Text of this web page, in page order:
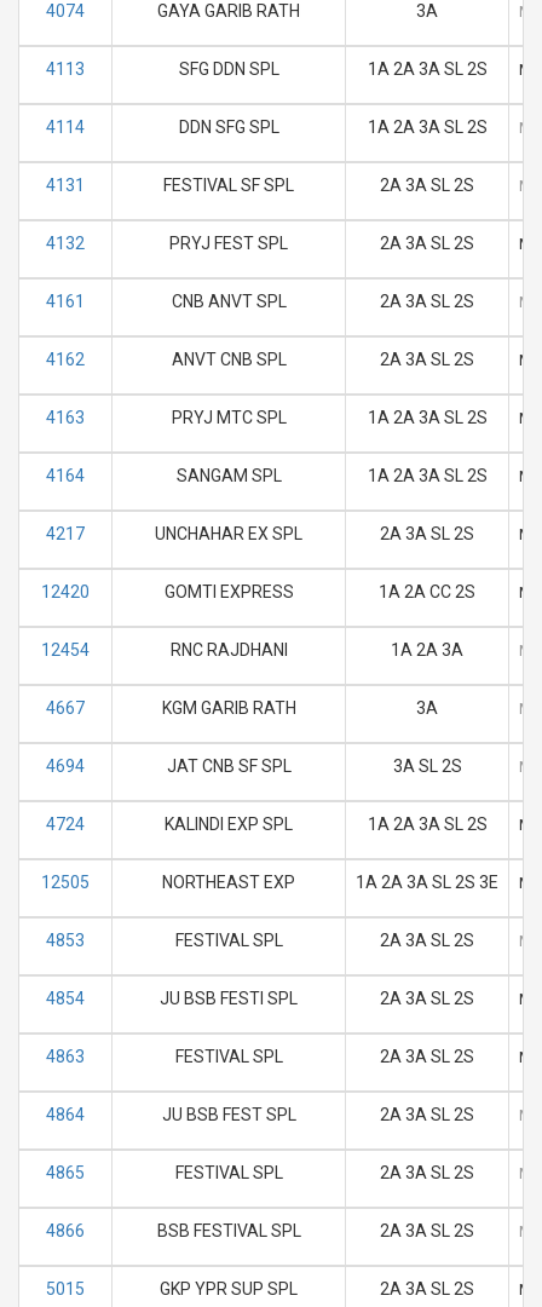
4074 GAYA GARIB RATH 3A M
4113 SFG DDN SPL 1A 2A 3A SL 2S M
4114 DDN SFG SPL 1A 2A 3A SL 2S M
4131 FESTIVAL SF SPL 2A 3A SL 2S M
4132 PRYJ FEST SPL 2A 3A SL 2S M
4161 CNB ANVT SPL 2A 3A SL 2S M
4162 ANVT CNB SPL 2A 3A SL 2S M
4163 PRYJ MTC SPL 1A 2A 3A SL 2S M
4164 SANGAM SPL 1A 2A 3A SL 2S M
4217 UNCHAHAR EX SPL 2A 3A SL 2S M
12420 GOMTI EXPRESS 1A 2A CC 2S M
12454 RNC RAJDHANI 1A 2A 3A M
4667 KGM GARIB RATH 3A M
4694 JAT CNB SF SPL 3A SL 2S M
4724 KALINDI EXP SPL 1A 2A 3A SL 2S M
12505 NORTHEAST EXP 1A 2A 3A SL 2S 3E M
4853 FESTIVAL SPL 2A 3A SL 2S M
4854 JU BSB FESTI SPL 2A 3A SL 2S M
4863 FESTIVAL SPL 2A 3A SL 2S M
4864 JU BSB FEST SPL 2A 3A SL 2S M
4865 FESTIVAL SPL 2A 3A SL 2S M
4866 BSB FESTIVAL SPL 2A 3A SL 2S M
5015 GKP YPR SUP SPL 2A 3A SL 2S M